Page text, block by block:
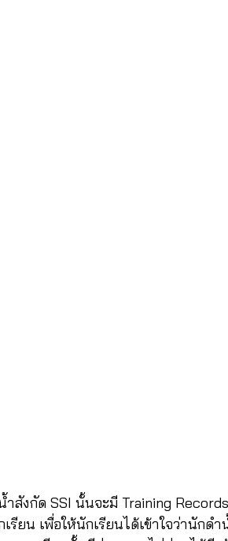
สังกัด SSI นั้นจะมี Training
ยน เพื่อให้นักเรียนได้เข้าใจว่านักดำ